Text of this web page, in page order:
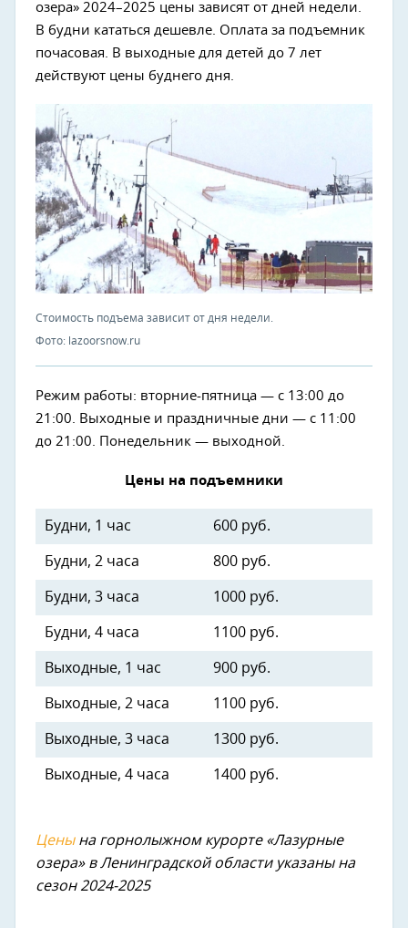
озера» 2024–2025 цены зависят от дней недели.
В будни кататься дешевле. Оплата за подъемник
почасовая. В выходные для детей до 7 лет
действуют цены буднего дня.
Стоимость подъема зависит от дня недели.
Фото: lazoorsnow.ru
Режим работы: вторние-пятница — с 13:00 до
21:00. Выходные и праздничные дни — с 11:00
до 21:00. Понедельник — выходной.
Цены на подъемники
Будни, 1 час 600 руб.
Будни, 2 часа 800 руб.
Будни, 3 часа 1000 руб.
Будни, 4 часа 1100 руб.
Выходные, 1 час 900 руб.
Выходные, 2 часа 1100 руб.
Выходные, 3 часа 1300 руб.
Выходные, 4 часа 1400 руб.
Ценына горнолыжном курорте «Лазурные
озера» в Ленинградской области указаны на
сезон 2024-2025